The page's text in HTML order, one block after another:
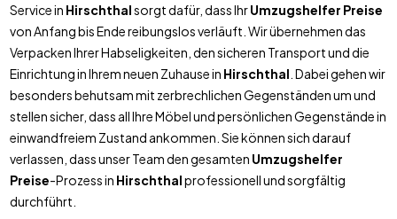
Service in Hirschthalsorgt dafür, dass IhrUmzugshelfer Preise
von Anfang bis Ende reibungslos verläuft. Wir übernehmen das
Verpacken Ihrer Habseligkeiten, den sicheren Transport und die
Einrichtung in Ihrem neuen Zuhause in Hirschthal . Dabei gehen wir
besonders behutsam mit zerbrechlichen Gegenständen um und
stellen sicher, dass all Ihre Möbel und persönlichen Gegenstände in
einwandfreiem Zustand ankommen. Sie können sich darauf
verlassen, dass unser Team den gesamten Umzugshelfer
Preise-Prozess in Hirschthalprofessionell und sorgfältig
durchführt.